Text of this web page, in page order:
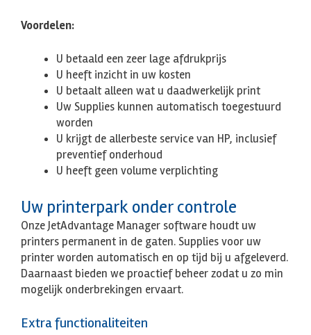
Voordelen:
U betaald een zeer lage afdrukprijs
U heeft inzicht in uw kosten
U betaalt alleen wat u daadwerkelijk print
Uw Supplies kunnen automatisch toegestuurd
worden
U krijgt de allerbeste service van HP, inclusief
preventief onderhoud
U heeft geen volume verplichting
Uw printerpark onder controle
Onze JetAdvantage Manager software houdt uw
printers permanent in de gaten. Supplies voor uw
printer worden automatisch en op tijd bij u afgeleverd.
Daarnaast bieden we proactief beheer zodat u zo min
mogelijk onderbrekingen ervaart.
Extra functionaliteiten